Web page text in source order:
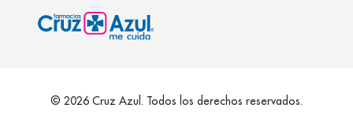
© 2026 Cruz Azul. Todos los derechos reservados.